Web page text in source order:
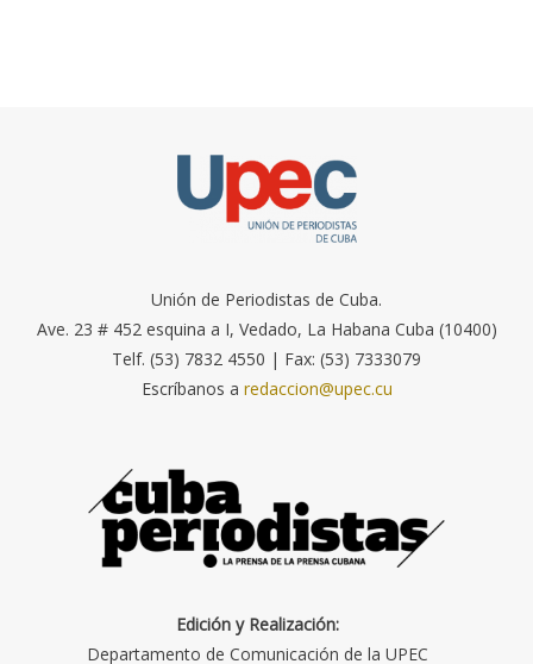
Unión de Periodistas de Cuba.
Ave. 23 # 452 esquina a I, Vedado, La Habana Cuba (10400)
Telf. (53) 7832 4550 | Fax: (53) 7333079
Escríbanos a redaccion@upec.cu
Edición y Realización:
Departamento de Comunicación de la UPEC